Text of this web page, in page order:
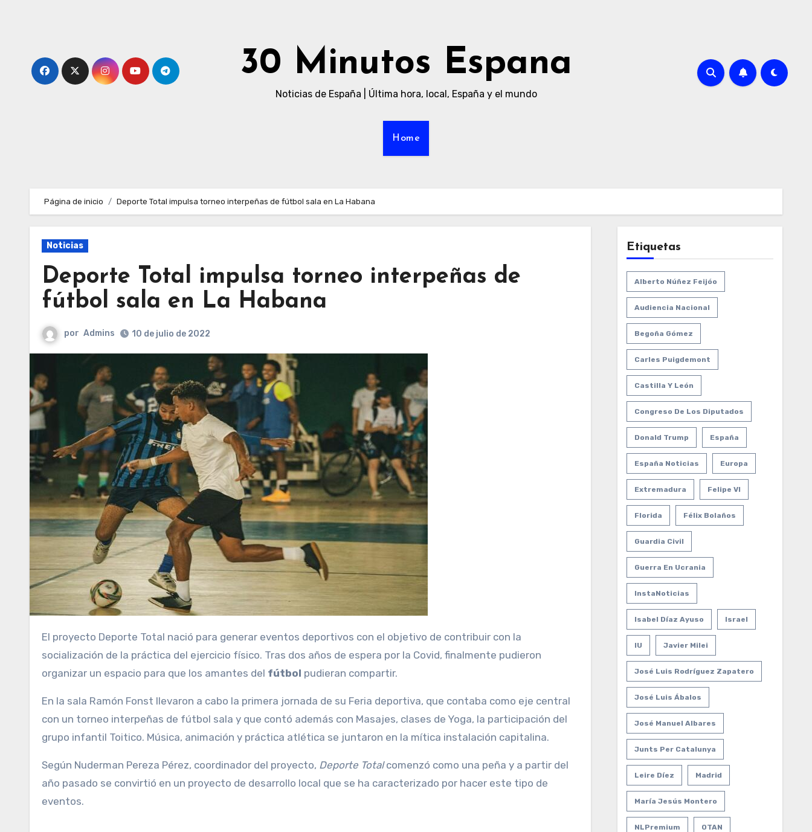
30 Minutos Espana
Noticias de España | Última hora, local, España y el mundo
Home
Página de inicio Deporte Total impulsa torneo interpeñas de fútbol sala en La Habana
Noticias
Deporte Total impulsa torneo interpeñas de
fútbol sala en La Habana
por Admins 10 de julio de 2022
El proyecto Deporte Total nació para generar eventos deportivos con el objetivo de contribuir con la
socialización de la práctica del ejercicio físico. Tras dos años de espera por la Covid, finalmente pudieron
organizar un espacio para que los amantes del fútbol pudieran compartir.
En la sala Ramón Fonst llevaron a cabo la primera jornada de su Feria deportiva, que contaba como eje central
con un torneo interpeñas de fútbol sala y que contó además con Masajes, clases de Yoga, la participación del
grupo infantil Toitico. Música, animación y práctica atlética se juntaron en la mítica instalación capitalina.
Según Nuderman Pereza Pérez, coordinador del proyecto, Deporte Totalcomenzó como una peña y a partir del
año pasado se convirtió en un proyecto de desarrollo local que se ha caracterizado por hacer este tipo de
eventos.
Etiquetas
Alberto Núñez Feijóo
Audiencia Nacional
Begoña Gómez
Carles Puigdemont
Castilla Y León
Congreso De Los Diputados
Donald Trump España
España Noticias Europa
Extremadura Felipe VI
Florida Félix Bolaños
Guardia Civil
Guerra En Ucrania
InstaNoticias
Isabel Díaz Ayuso Israel
IU Javier Milei
José Luis Rodríguez Zapatero
José Luis Ábalos
José Manuel Albares
Junts Per Catalunya
Leire Díez Madrid
María Jesús Montero
NLPremium OTAN